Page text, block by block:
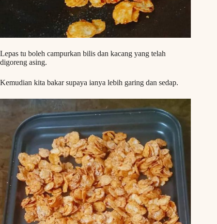
Lepas tu boleh campurkan bilis dan kacang yang telah
digoreng asing.
Kemudian kita bakar supaya ianya lebih garing dan sedap.